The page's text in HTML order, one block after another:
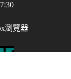
瀏覽器